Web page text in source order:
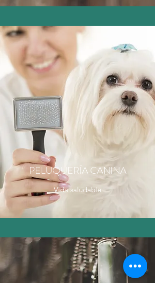
PELUQUERÍA CANINA
Vida saludable